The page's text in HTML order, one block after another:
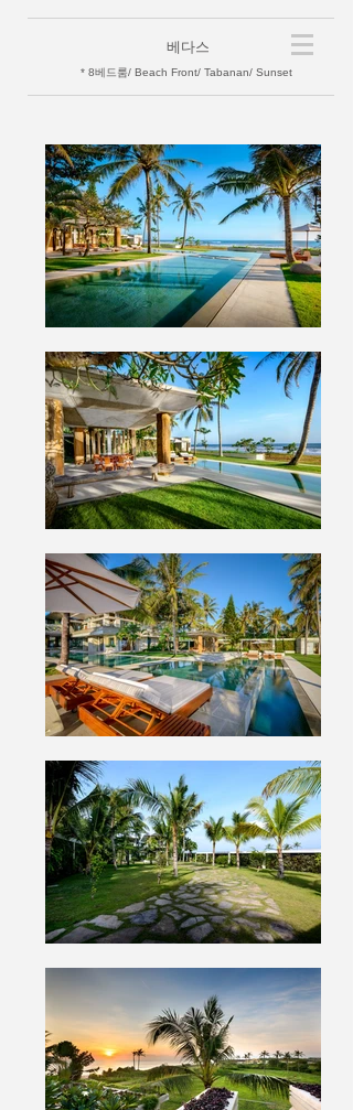
베다스
* 8베드룸/ Beach Front/ Tabanan/ Sunset